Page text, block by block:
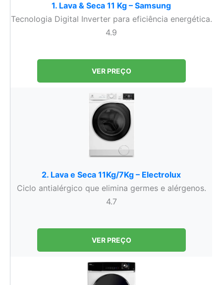
1. Lava & Seca 11 Kg – Samsung
Tecnologia Digital Inverter para eficiência energética.
4.9
VER PREÇO
2. Lava e Seca 11Kg/7Kg – Electrolux
Ciclo antialérgico que elimina germes e alérgenos.
4.7
VER PREÇO